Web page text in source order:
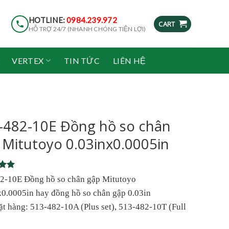
HOTLINE:0984.239.972
HỖ TRỢ 24/7 (NHANH CHÓNG TIỆN LỢI)
CART
VERTEX TIN TỨC LIÊN HỆ
10E Đồng hồ so chân
0.03inx0.0005in
10E Đồng hồ so chân gập Mitutoyo
hay đồng hồ so chân gập 0.03in
hàng: 513-482-10A (Plus set), 513-482-10T (Full